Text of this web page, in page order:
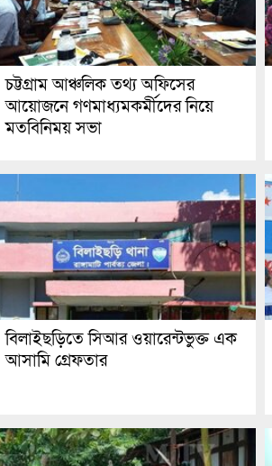
চট্টগ্রাম আঞ্চলিক তথ্য অফিসের
আয়োজনে গণমাধ্যমকর্মীদের নিয়ে
মতবিনিময় সভা
বিলাইছড়িতে সিআর ওয়ারেন্টভুক্ত এক
আসামি গ্রেফতার